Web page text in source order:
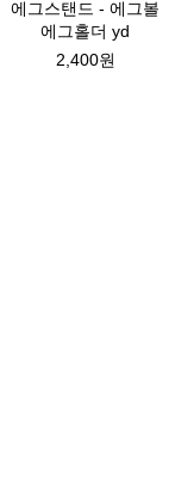
에그스탠드 - 에그볼
에그홀더 yd
2,400원